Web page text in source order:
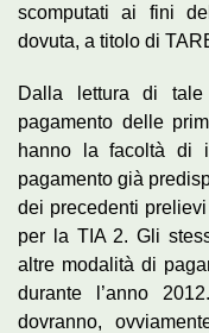
scomputati ai fini
dovuta, a titolo di
Dalla lettura di tale
pagamento delle
hanno la facoltà di
pagamento già
dei precedenti
per la TIA 2. Gli
altre modalità di
durante l’anno
dovranno,